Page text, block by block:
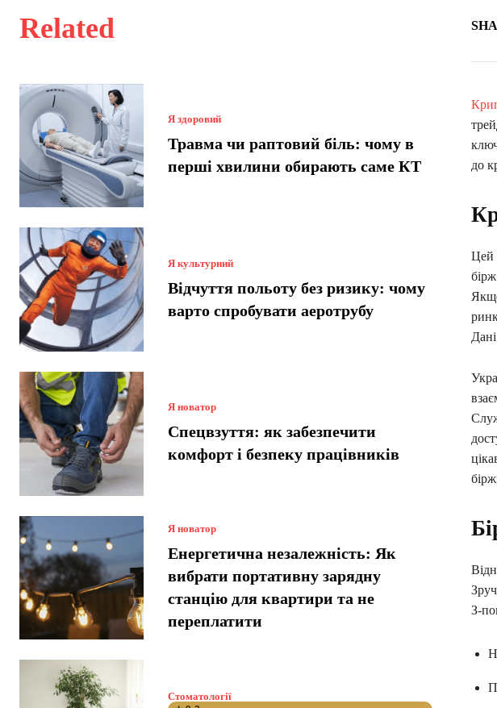
Related
Я здоровий
Травма чи раптовий біль: чому в
перші хвилини обирають саме КТ
Я культурний
Відчуття польоту без ризику: чому
варто спробувати аеротрубу
Я новатор
Спецвзуття: як забезпечити
комфорт і безпеку працівників
Я новатор
Енергетична незалежність: Як
вибрати портативну зарядну
станцію для квартири та не
переплатити
Стоматології
до
Цей
З-